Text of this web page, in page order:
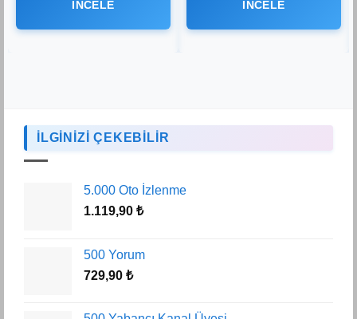
İNCELE İNCELE
İLGİNİZİ ÇEKEBİLİR
5.000 Oto İzlenme
1.119,90 ₺
500 Yorum
729,90 ₺